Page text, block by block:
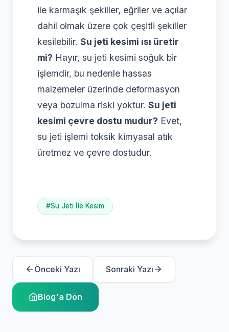
ile karmaşık şekiller, eğriler ve açılar
dahil olmak üzere çok çeşitli şekiller
kesilebilir. Su jeti kesimi ısı üretir
mi? Hayır, su jeti kesimi soğuk bir
işlemdir, bu nedenle hassas
malzemeler üzerinde deformasyon
veya bozulma riski yoktur. Su jeti
kesimi çevre dostu mudur? Evet,
su jeti işlemi toksik kimyasal atık
üretmez ve çevre dostudur.
#Su Jeti İle Kesim
Önceki Yazı Sonraki Yazı
Blog'a Dön